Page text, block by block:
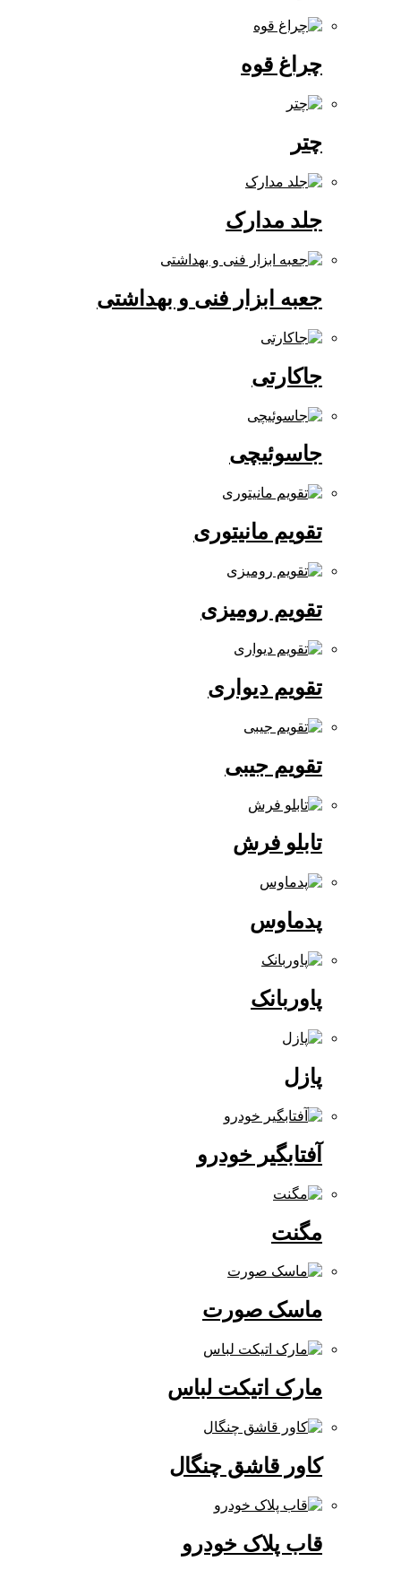
چراغ قوه
جلد مدارک
جعبه ابزار فنی و بهداشتی
جاسوئیچی
تقویم مانیتوری
تقویم رومیزی
تقویم دیواری
تقویم جیبی
تابلو فرش
آفتابگیر خودرو
ماسک صورت
مارک اتیکت لباس
کاور قاشق چنگال
قاب پلاک خودرو